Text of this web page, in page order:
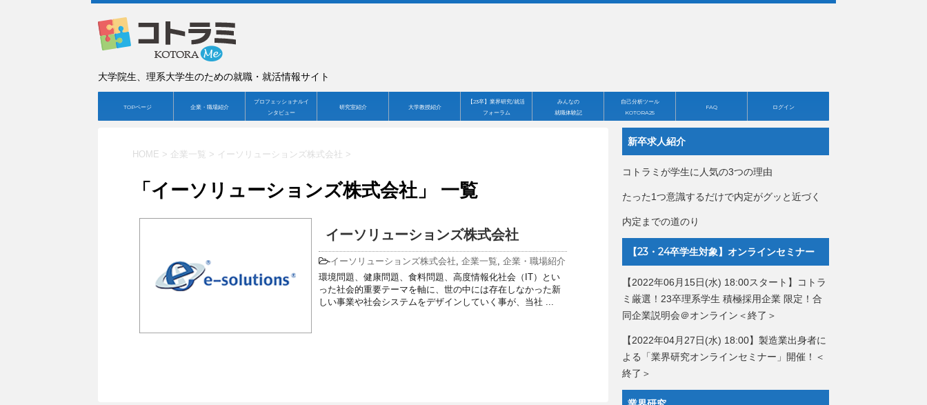
大学院生、理系大学生のための就職・就活情報サイト
TOPページ 企業・職場紹介
プロフェッショナルイ
ンタビュー
研究室紹介 大学教授紹介
【23卒】業界研究/就活
フォーラム
みんなの
就職体験記
自己分析ツール
KOTORA25
FAQ ログイン
HOME > 企業一覧 > イーソリューションズ株式会社 >
「イーソリューションズ株式会社」 一覧
イーソリューションズ株式会社
-イーソリューションズ株式会社, 企業一覧, 企業・職場紹介
環境問題、健康問題、食料問題、高度情報化社会（IT）とい
った社会的重要テーマを軸に、世の中には存在しなかった新
しい事業や社会システムをデザインしていく事が、当社 ...
新卒求人紹介
コトラミが学生に人気の3つの理由
たった1つ意識するだけで内定がグッと近づく
内定までの道のり
【23・24卒学生対象】オンラインセミナー
【2022年06月15日(水) 18:00スタート】コトラ
ミ厳選！23卒理系学生 積極採用企業 限定！合
同企業説明会＠オンライン＜終了＞
【2022年04月27日(水) 18:00】製造業出身者に
よる「業界研究オンラインセミナー」開催！＜
終了＞